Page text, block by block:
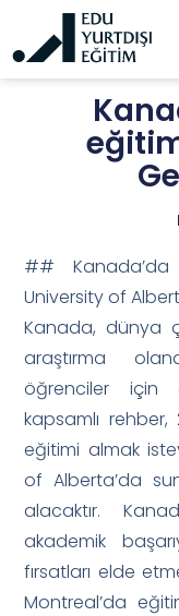
##
University of
Kanada, dünya
araştırma
öğrenciler için
kapsamlı
eğitimi almak
of Alberta’da
alacaktır.
akademik
fırsatları elde
Montreal’da